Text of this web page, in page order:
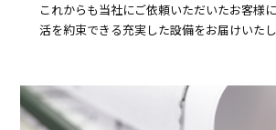
これからも当社にご依頼いただいたお客様
活を約束できる充実した設備をお届けいたし